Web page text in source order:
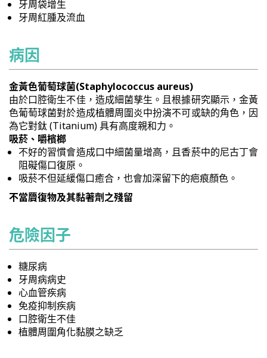
牙周袋增生
牙周紅腫及流血
病因
金黃色葡萄球菌(Staphylococcus aureus)
由於口腔衛生不佳，造成細菌孳生。且根據研究顯示，金黃
色葡萄球菌對於造成植體周圍炎中扮演不可或缺的角色，因
為它對鈦 (Titanium) 具有高度親和力。
吸菸、嚼檳榔
不好的習慣會造成口中細菌量增高，且香菸中的尼古丁會
阻礙傷口復原。
吸菸不但延緩傷口癒合，也會加深留下的疤痕顏色。
不當贗復物及其黏著劑之殘留
危險因子
糖尿病
牙周病病史
心血管疾病
免疫抑制疾病
口腔衛生不佳
植體周圍角化黏膜之缺乏